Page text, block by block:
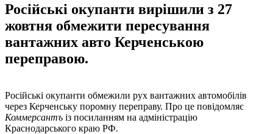
Російські окупанти вирішили з 27
жовтня обмежити пересування
вантажних авто Керченською
переправою.
Російські окупанти обмежили рух вантажних автомобілів
через Керченську поромну переправу. Про це повідомляє
Коммерсантъ із посиланням на адміністрацію
Краснодарського краю РФ.